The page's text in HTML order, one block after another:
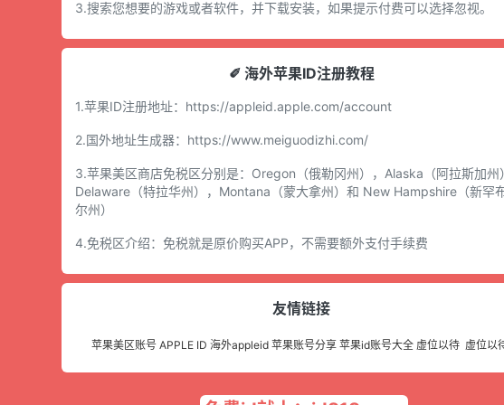
3.搜索您想要的游戏或者软件，并下载安装，如果提示付费可以选择忽视。
✐ 海外苹果ID注册教程
1.苹果ID注册地址： https://appleid.apple.com/account
2.国外地址生成器： https://www.meiguodizhi.com/
3.苹果美区商店免税区分别是：Oregon（俄勒冈州），Alaska（阿拉斯加州
Delaware（特拉华州），Montana（蒙大拿州）和 New Hampshire（新罕
尔州）
4.免税区介绍：免税就是原价购买APP，不需要额外支付手续费
友情链接
苹果美区账号 APPLE ID 海外appleid 苹果账号分享 苹果id账号大全 虚位以待 虚位以